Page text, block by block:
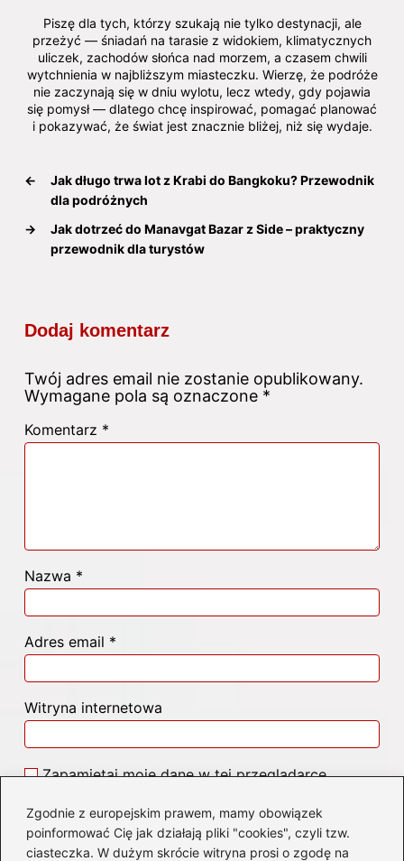
Zgodnie z europejskim prawem, mamy obowiązek
poinformować Cię jak działają pliki "cookies", czyli tzw.
ciasteczka. W dużym skrócie witryna prosi o zgodę na
Piszę dla tych, którzy szukają nie tylko destynacji, ale
przeżyć — śniadań na tarasie z widokiem, klimatycznych
uliczek, zachodów słońca nad morzem, a czasem chwili
wytchnienia w najbliższym miasteczku. Wierzę, że podróże
nie zaczynają się w dniu wylotu, lecz wtedy, gdy pojawia
się pomysł — dlatego chcę inspirować, pomagać planować
i pokazywać, że świat jest znacznie bliżej, niż się wydaje.
←
Jak długo trwa lot z Krabi do Bangkoku? Przewodnik
dla podróżnych
→
Jak dotrzeć do Manavgat Bazar z Side – praktyczny
przewodnik dla turystów
Dodaj komentarz
Twój adres email nie zostanie opublikowany.
Wymagane pola są oznaczone *
Komentarz *
Nazwa *
Adres email *
Witryna internetowa
Zapamiętaj moje dane w tej przeglądarce